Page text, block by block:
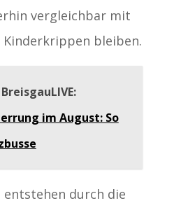
vergleichbar mit
bleiben.
im August: So
entstehen durch die